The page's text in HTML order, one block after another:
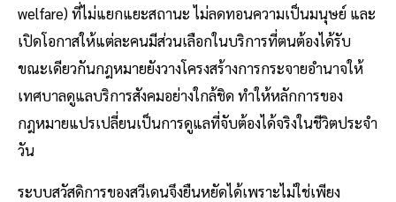
welfare) ที่ไม่แยกแยะสถานะ ไม่ลดทอนความเป็นมนุษย์ และ
เปิดโอกาสให้แต่ละคนมีส่วนเลือกในบริการที่ตนต้องได้รับ
ขณะเดียวกันกฎหมายยังวางโครงสร้างการกระจายอำนาจให้
เทศบาลดูแลบริการสังคมอย่างใกล้ชิด ทำให้หลักการของ
กฎหมายแปรเปลี่ยนเป็นการดูแลที่จับต้องได้จริงในชีวิตประจำ
วัน
ระบบสวัสดิการของสวีเดนจึงยืนหยัดได้เพราะไม่ใช่เพียง